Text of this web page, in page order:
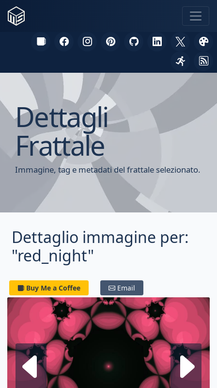
Dettagli
Frattale
Immagine, tag e metadati del frattale selezionato.
Dettaglio immagine per:
"red_night"
Buy Me a Coffee Email
Frattale